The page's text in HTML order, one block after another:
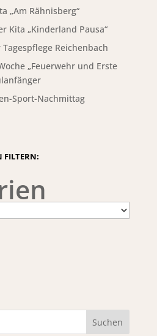
„Am Rähnisberg“
Kita „Kinderland Pausa“
Reichenbach
„Feuerwehr und Erste
Sport-Nachmittag
FILTERN:
Suchen